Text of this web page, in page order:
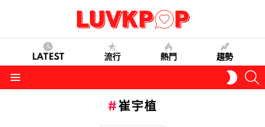
LATEST 流行 熱門 趨勢
SKIN
崔宇植